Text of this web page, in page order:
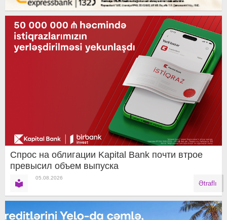
Спрос на облигации Kapital Bank почти втрое
превысил объем выпуска
05.08.2026
Ətraflı